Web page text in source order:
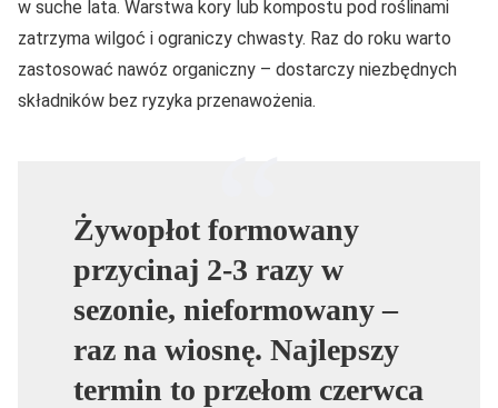
w suche lata. Warstwa kory lub kompostu pod roślinami
zatrzyma wilgoć i ograniczy chwasty. Raz do roku warto
zastosować nawóz organiczny – dostarczy niezbędnych
składników bez ryzyka przenawożenia.
Żywopłot formowany
przycinaj 2-3 razy w
sezonie, nieformowany –
raz na wiosnę. Najlepszy
termin to przełom czerwca